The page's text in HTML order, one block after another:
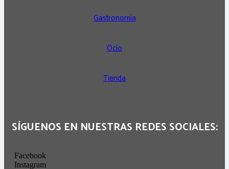
Gastronomía
Ocio
Tienda
SÍGUENOS EN NUESTRAS REDES SOCIALES:
Facebook
Instagram